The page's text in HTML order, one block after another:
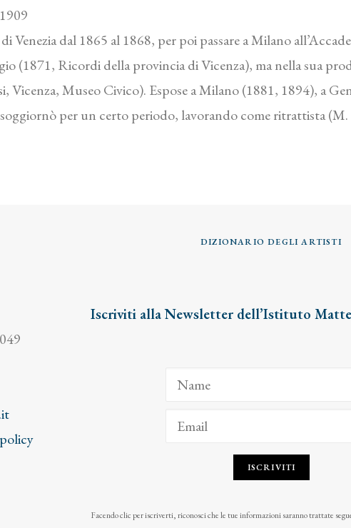
Venezia dal 1865 al 1868, per poi passare a Milano
(1871, Ricordi della provincia di Vicenza), ma nella sua
Vicenza, Museo Civico). Espose a Milano (1881, 1894), a
per un certo periodo, lavorando come ritrattista
DIZIONARIO DEGLI ARTISTI
Iscriviti alla Newsletter dell’Istituto
ISCRIVITI
Facendo clic per iscriverti, riconosci che le tue informazioni saranno trattate